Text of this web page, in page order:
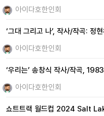
아이다호한인회
‘그대 그리고 나’, 작사/작곡: 정
아이다호한인회
‘우리는’ 송창식 작사/작곡, 1983
아이다호한인회
쇼트트랙 월드컵 2024 Salt